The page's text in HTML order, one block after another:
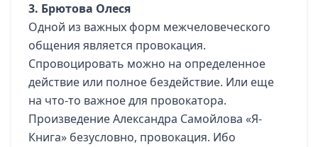
3. Брютова Олеся
Одной из важных форм межчеловеческого
общения является провокация.
Спровоцировать можно на определенное
действие или полное бездействие. Или еще
на что-то важное для провокатора.
Произведение Александра Самойлова «Я-
Книга» безусловно, провокация. Ибо